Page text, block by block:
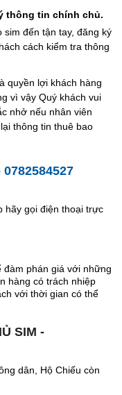
thông tin chính chủ.
sim đến tận tay, đăng ký
cách kiểm tra thông
quyền lợi khách hàng
vì vậy Quý khách vui
nhở nếu nhân viên
thông tin thuê bao
0782584527
hãy gọi điện thoại trực
đàm phán giá với những
hàng có trách nhiệp
với thời gian có thể
SIM -
dân, Hộ Chiếu còn